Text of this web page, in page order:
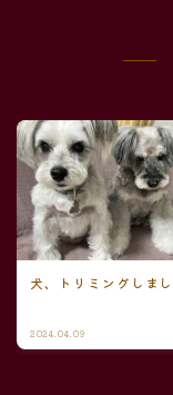
犬、トリミングしま
2024.04.09